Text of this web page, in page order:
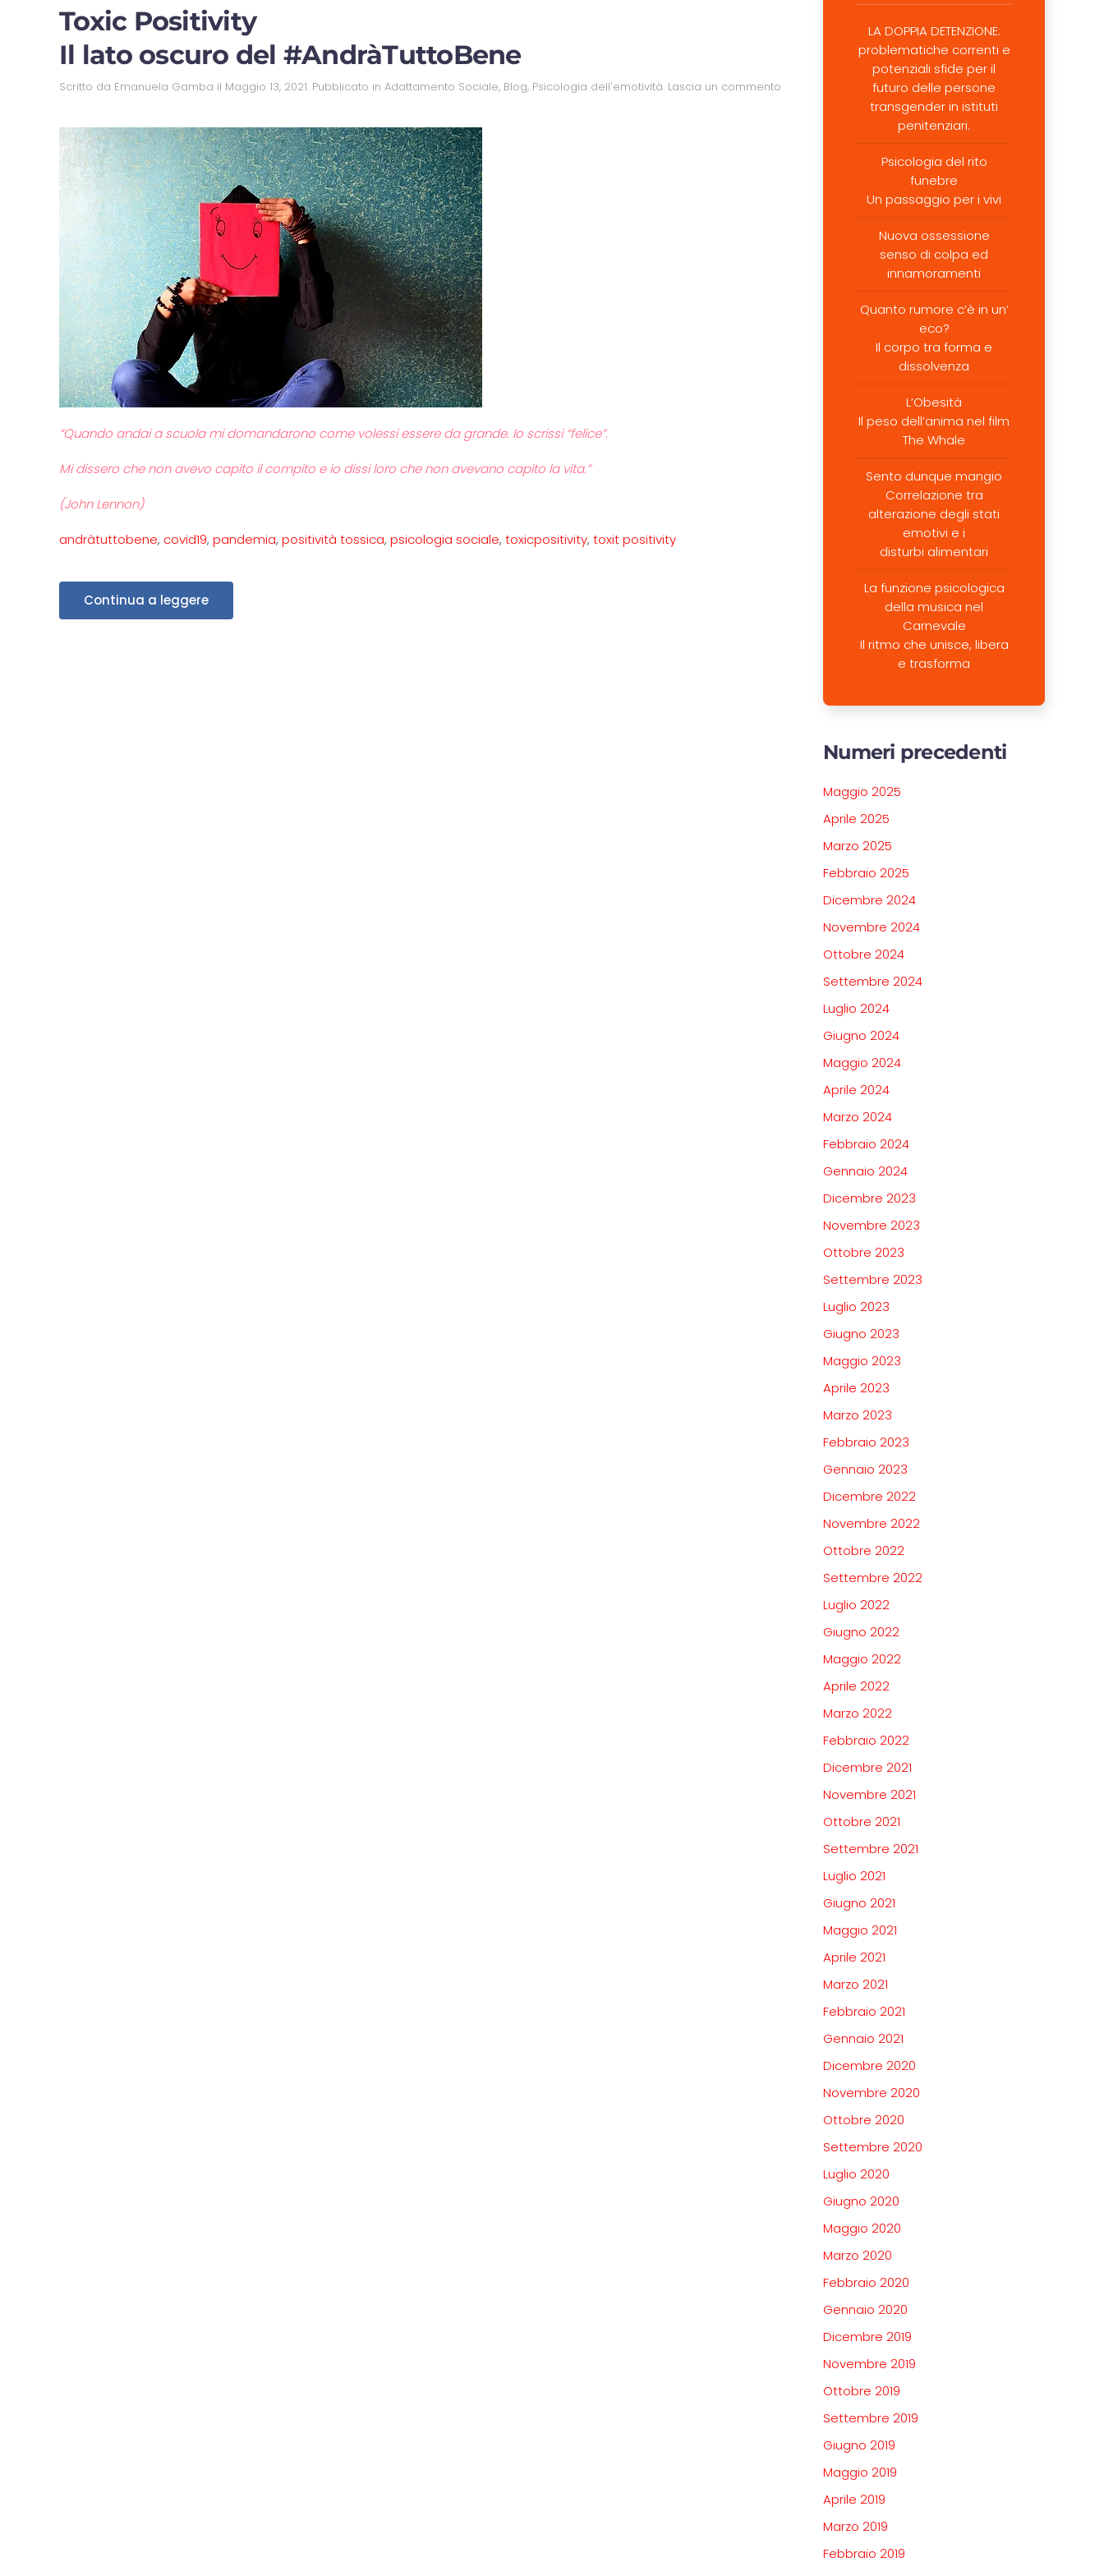
Toxic Positivity
Il lato oscuro del #AndràTuttoBene
Scritto da Emanuela Gamba il Maggio 13, 2021. Pubblicato in Adattamento Sociale, Blog, Psicologia dell'emotività. Lascia un commento
“Quando andai a scuola mi domandarono come volessi essere da grande. Io scrissi “felice”.
Mi dissero che non avevo capito il compito e io dissi loro che non avevano capito la vita.”
(John Lennon)
andràtuttobene, covid19, pandemia, positività tossica, psicologia sociale, toxicpositivity, toxit positivity
Continua a leggere
LA DOPPIA DETENZIONE:
problematiche correnti e
potenziali sfide per il
futuro delle persone
transgender in istituti
penitenziari.
Psicologia del rito
funebre
Un passaggio per i vivi
Nuova ossessione
senso di colpa ed
innamoramenti
Quanto rumore c’è in un’
eco?
Il corpo tra forma e
dissolvenza
L’Obesità
Il peso dell’anima nel film
The Whale
Sento dunque mangio
Correlazione tra
alterazione degli stati
emotivi e i
disturbi alimentari
La funzione psicologica
della musica nel
Carnevale
Il ritmo che unisce, libera
e trasforma
Numeri precedenti
Maggio 2025
Aprile 2025
Marzo 2025
Febbraio 2025
Dicembre 2024
Novembre 2024
Ottobre 2024
Settembre 2024
Luglio 2024
Giugno 2024
Maggio 2024
Aprile 2024
Marzo 2024
Febbraio 2024
Gennaio 2024
Dicembre 2023
Novembre 2023
Ottobre 2023
Settembre 2023
Luglio 2023
Giugno 2023
Maggio 2023
Aprile 2023
Marzo 2023
Febbraio 2023
Gennaio 2023
Dicembre 2022
Novembre 2022
Ottobre 2022
Settembre 2022
Luglio 2022
Giugno 2022
Maggio 2022
Aprile 2022
Marzo 2022
Febbraio 2022
Dicembre 2021
Novembre 2021
Ottobre 2021
Settembre 2021
Luglio 2021
Giugno 2021
Maggio 2021
Aprile 2021
Marzo 2021
Febbraio 2021
Gennaio 2021
Dicembre 2020
Novembre 2020
Ottobre 2020
Settembre 2020
Luglio 2020
Giugno 2020
Maggio 2020
Marzo 2020
Febbraio 2020
Gennaio 2020
Dicembre 2019
Novembre 2019
Ottobre 2019
Settembre 2019
Giugno 2019
Maggio 2019
Aprile 2019
Marzo 2019
Febbraio 2019